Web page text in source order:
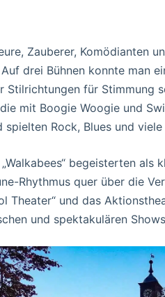
Zauberer, Komödianten
drei Bühnen konnte man
Stilrichtungen für Stimmung
mit Boogie Woogie und
spielten Rock, Blues und
begeisterten
Rhythmus quer über die
Theater“ und das
und spektakulären